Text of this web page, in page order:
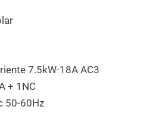
7.5kW-18A AC3
+ 1NC
50-60Hz